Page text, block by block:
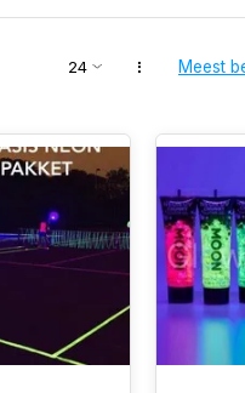
Meest